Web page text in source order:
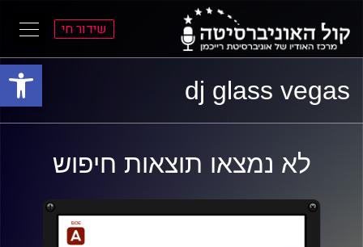
פתח
התפריט
הראשי
התוכן
הראשי
שידור חי
dj glass vegas
לא נמצאו תוצאות חיפוש